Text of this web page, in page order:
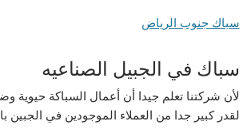
سباك جنوب الرياض
سباك في الجبيل الصناعيه
لأن شركتنا تعلم جيدا أن أعمال السباكة حيوية
لقدر كبير جدا من العملاء الموجودين في الجبين